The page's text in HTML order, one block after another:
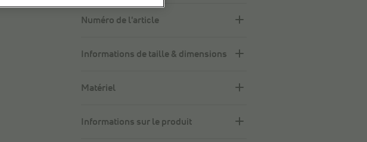
Numéro de l'article
Informations de taille & dimensions
Matériel
Informations sur le produit